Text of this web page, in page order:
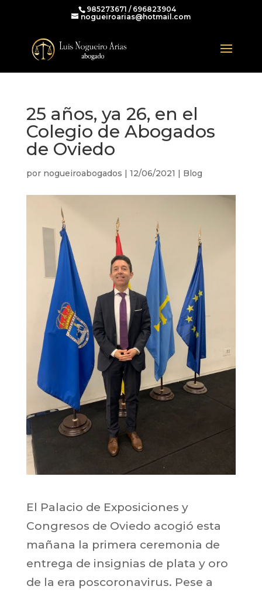
985273671 / 696823904
nogueiroarias@hotmail.com
25 años, ya 26, en el
Colegio de Abogados
de Oviedo
por nogueiroabogados | 12/06/2021 | Blog
El Palacio de Exposiciones y
Congresos de Oviedo acogió esta
mañana la primera ceremonia de
entrega de insignias de plata y oro
de la era poscoronavirus. Pese a